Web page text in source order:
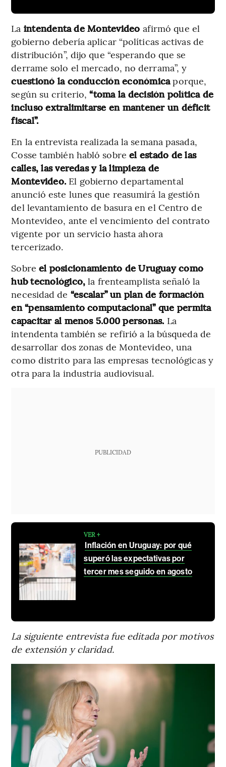
La intendenta de Montevideo afirmó que el
gobierno debería aplicar “políticas activas de
distribución”, dijo que “esperando que se
derrame solo el mercado, no derrama”, y
cuestionó la conducción económicaporque,
según su criterio, “toma la decisión política de
incluso extralimitarse en mantener un déficit
fiscal”.
En la entrevista realizada la semana pasada,
Cosse también habló sobre el estado de las
calles, las veredas y la limpieza de
Montevideo. El gobierno departamental
anunció este lunes que reasumirá la gestión
del levantamiento de basura en el Centro de
Montevideo, ante el vencimiento del contrato
vigente por un servicio hasta ahora
tercerizado.
Sobre el posicionamiento de Uruguay como
hub tecnológico, la frenteamplista señaló la
necesidad de “escalar” un plan de formación
en “pensamiento computacional” que permita
capacitar al menos 5.000 personas. La
intendenta también se refirió a la búsqueda de
desarrollar dos zonas de Montevideo, una
como distrito para las empresas tecnológicas y
otra para la industria audiovisual.
PUBLICIDAD
VER +
Inflación en Uruguay: por qué
superó las expectativas por
tercer mes seguido en agosto
La siguiente entrevista fue editada por motivos
de extensión y claridad.